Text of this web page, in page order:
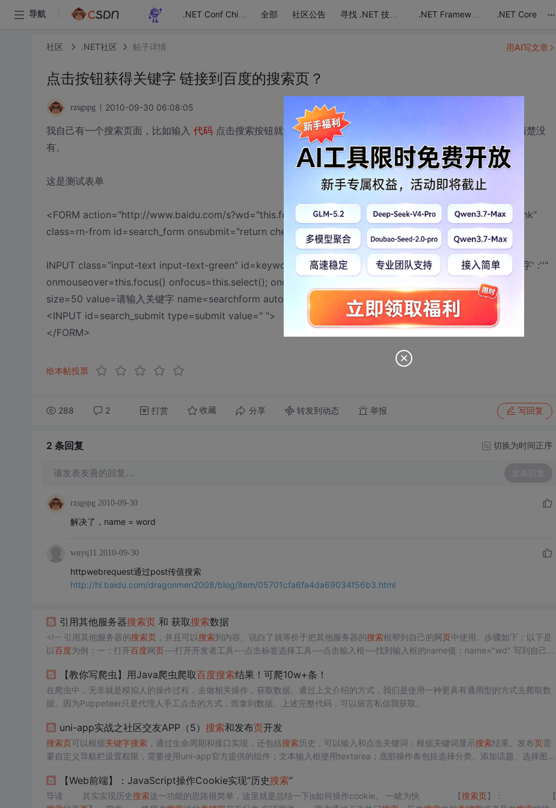
导航 .NET Conf China 全部 社区公告 寻找 .NET 技术达人 .NET Framework .NET Core ...
社区 .NET社区 帖子详情
点击按钮获得关键字 链接到百度的搜索页？
rzsgspg 2010-09-30 06:08:05
我自己有一个搜索页面，比如输入 代码点击搜索按钮就能到百度的页面 并且查找出来
的结果，不知道表达清楚没
有。
这是测试表单
<FORM action="http://www.baidu.com/s?wd="this.focus()"" method=get name=searchform target="_blank"
class=rn-from id=search_form onsubmit="return check_search()">
INPUT class="input-text input-text-green" id=keyword onblur="(this.value == '') ? this.value='请输入关键字' :''"
onmouseover=this.focus() onfocus=this.select(); onclick="(this.value == '请输入关键字') ? this.value='' :''"
size=50 value=请输入关键字 name=searchform autocomplete="off">
<INPUT id=search_submit type=submit value=" ">
</FORM>
给本帖投票
288 2 打赏 收藏 分享 转发到动态 举报 写回复
用AI写文章
2 条回复 切换为时间正序
请发表友善的回复… 发表回复
rzsgspg 2010-09-30
解决了，name = word
wuyq11 2010-09-30
httpwebrequest通过post传值搜索
http://hi.baidu.com/dragonmen2008/blog/item/05701cfa6fa4da69034f56b3.html
引用其他服务器搜索页和 获取搜索数据
<!-- 引用其他服务器的搜索页，并且可以搜索到内容。说白了就等价于把其他服务器的搜索框帮到自己的网页中使用。步骤如下：以下是
以百度为例：一：打开百度网页---打开开发者工具---点击标签选择工具---点击输入框---找到输入框的name值：name="wd" 写到自己的
【教你写爬虫】用Java爬虫爬取百度搜索结果！可爬10w+条！
在爬虫中，无非就是模拟人的操作过程，去做相关操作，获取数据。通过上文介绍的方式，我们是使用一种更具有通用型的方式去爬取数
据。因为Puppeteer只是代理人手工点击的方式，而拿到数据。上述完整代码，可以留言私信我获取。
uni-app实战之社区交友APP（5） 搜索和发布页开发
搜索页可以根据关键字搜索 ，通过生命周期和接口实现，还包括搜索历史，可以输入和点击关键词；根据关键词显示搜索结果。发布页需
要自定义导航栏设置权限，需要使用uni-app官方提供的组件；文本输入框使用textarea；底部操作条包括选择分类、添加话题、选择图片
加图标并绑定事件；保存草稿使用生命周期onBackPress实现，通过缓存保存编辑内容，通过消息传递、ref和计算属性等方式实现。
【Web前端】：JavaScript操作Cookie实现“历史搜索”
导读 其实实现历史搜索这一功能的思路很简单，这里就是总结一下js如何操作cookie。 一睹为快 【搜索页
】： 【